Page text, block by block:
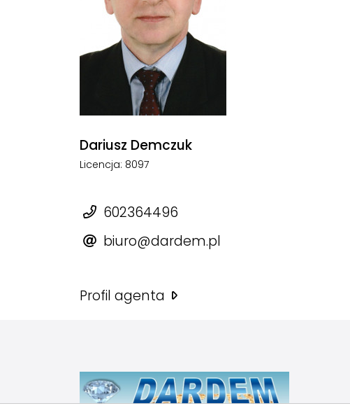
Dariusz Demczuk
Licencja: 8097
602364496
biuro@dardem.pl
Profil agenta